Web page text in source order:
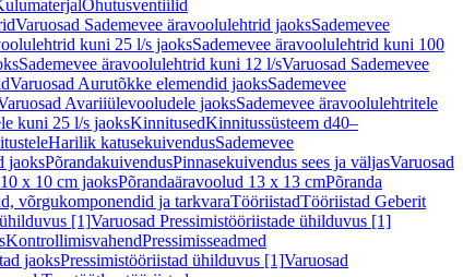
Õhutusventiilid
Varuosad Sademevee äravoolulehtrid jaoksSademevee
kuni 25 l/s jaoksSademevee äravoolulehtrid kuni 100
Sademevee äravoolulehtrid kuni 12 l/sVaruosad Sademevee
Varuosad Aurutõkke elemendid jaoksSademevee
Avariiülevooludele jaoksSademevee äravoolulehtritele
kuni 25 l/s jaoksKinnitusedKinnitussüsteem d40–
Harilik katusekuivendusSademevee
jaoksPõrandakuivendusPinnasekuivendus sees ja väljasVaruosad
x 10 cm jaoksPõrandaäravoolud 13 x 13 cmPõranda
võrgukomponendid ja tarkvaraTööriistadTööriistad Geberit
[1]Varuosad Pressimistööriistade ühilduvus [1]
KontrollimisvahendPressimisseadmed
jaoksPressimistööriistad ühilduvus [1]Varuosad